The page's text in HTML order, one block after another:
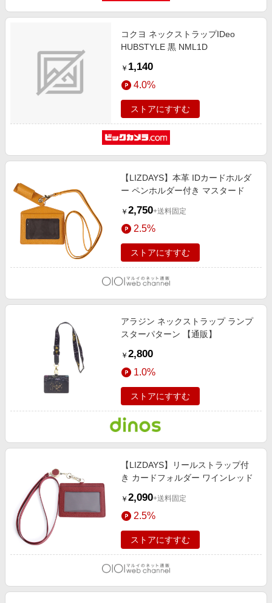
コクヨ ネックストラップIDeo
HUBSTYLE 黒 NML1D
￥ 1,140
4.0%
ストアにすすむ
【LIZDAYS】本革 IDカードホルダ
ー ペンホルダー付き マスタード
￥ 2,750+送料固定
2.5%
ストアにすすむ
アラジン ネックストラップ ランプ
スターパターン 【通販】
￥ 2,800
1.0%
ストアにすすむ
【LIZDAYS】リールストラップ付
き カードフォルダー ワインレッド
￥ 2,090+送料固定
2.5%
ストアにすすむ